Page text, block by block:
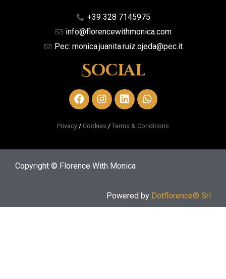
+39 328 7145975
info@florencewithmonica.com
Pec: monica.juanita.ruiz.ojeda@pec.it
Social
Privacy / Cookies / Terms & Conditions
Copyright © Florence With Monica
Powered by Dotflorence® Srl